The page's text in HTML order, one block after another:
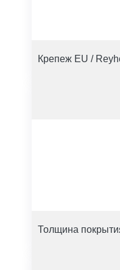
Крепеж EU /
Толщина